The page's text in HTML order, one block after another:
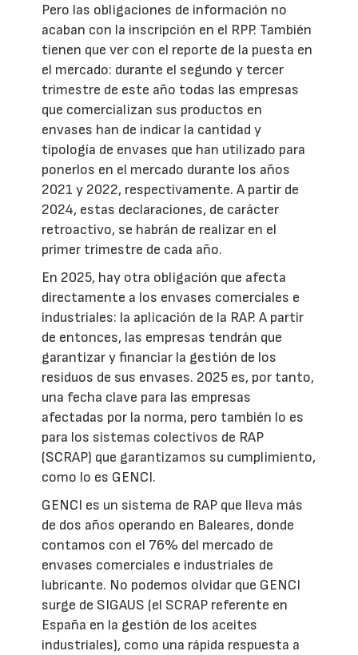
Pero las obligaciones de información no
acaban con la inscripción en el RPP. También
tienen que ver con el reporte de la puesta en
el mercado: durante el segundo y tercer
trimestre de este año todas las empresas
que comercializan sus productos en
envases han de indicar la cantidad y
tipología de envases que han utilizado para
ponerlos en el mercado durante los años
2021 y 2022, respectivamente. A partir de
2024, estas declaraciones, de carácter
retroactivo, se habrán de realizar en el
primer trimestre de cada año.
En 2025, hay otra obligación que afecta
directamente a los envases comerciales e
industriales: la aplicación de la RAP. A partir
de entonces, las empresas tendrán que
garantizar y financiar la gestión de los
residuos de sus envases. 2025 es, por tanto,
una fecha clave para las empresas
afectadas por la norma, pero también lo es
para los sistemas colectivos de RAP
(SCRAP) que garantizamos su cumplimiento,
como lo es GENCI.
GENCI es un sistema de RAP que lleva más
de dos años operando en Baleares, donde
contamos con el 76% del mercado de
envases comerciales e industriales de
lubricante. No podemos olvidar que GENCI
surge de SIGAUS (el SCRAP referente en
España en la gestión de los aceites
industriales), como una rápida respuesta a